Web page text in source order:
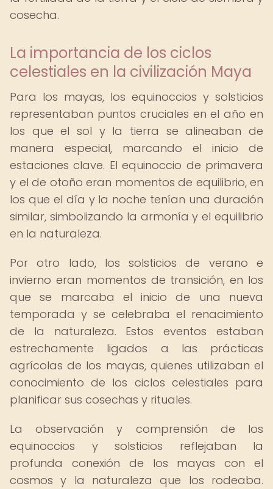
cosecha.
La importancia de los ciclos
celestiales en la civilización Maya
Para los mayas, los equinoccios y solsticios
representaban puntos cruciales en el año en
los que el sol y la tierra se alineaban de
manera especial, marcando el inicio de
estaciones clave. El equinoccio de primavera
y el de otoño eran momentos de equilibrio, en
los que el día y la noche tenían una duración
similar, simbolizando la armonía y el equilibrio
en la naturaleza.
Por otro lado, los solsticios de verano e
invierno eran momentos de transición, en los
que se marcaba el inicio de una nueva
temporada y se celebraba el renacimiento
de la naturaleza. Estos eventos estaban
estrechamente ligados a las prácticas
agrícolas de los mayas, quienes utilizaban el
conocimiento de los ciclos celestiales para
planificar sus cosechas y rituales.
La observación y comprensión de los
equinoccios y solsticios reflejaban la
profunda conexión de los mayas con el
cosmos y la naturaleza que los rodeaba.